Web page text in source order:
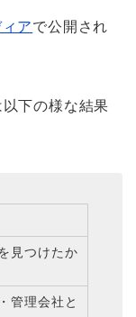
アで公開され
以下の様な結果
見つけたか
管理会社と